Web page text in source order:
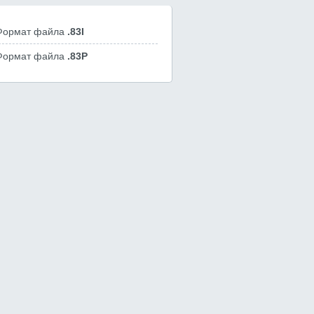
файла .83I
файла .83P